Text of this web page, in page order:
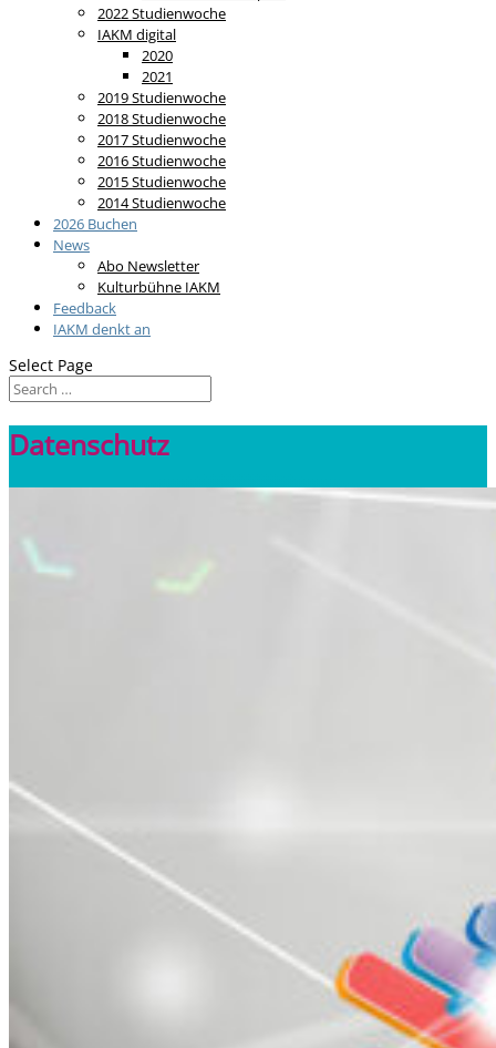
2022 Studienwoche
IAKM digital
2020
2021
2019 Studienwoche
2018 Studienwoche
2017 Studienwoche
2016 Studienwoche
2015 Studienwoche
2014 Studienwoche
2026 Buchen
News
Abo Newsletter
Kulturbühne IAKM
Feedback
IAKM denkt an
Select Page
Datenschutz